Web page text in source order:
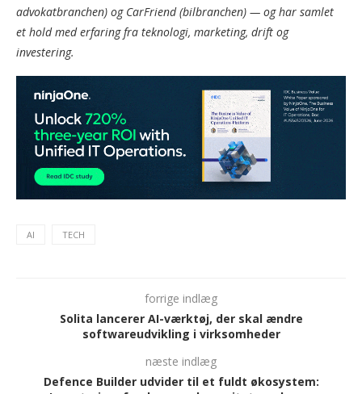
advokatbranchen) og CarFriend (bilbranchen) — og har samlet
et hold med erfaring fra teknologi, marketing, drift og
investering.
AI TECH
forrige indlæg
Solita lancerer AI-værktøj, der skal ændre
softwareudvikling i virksomheder
næste indlæg
Defence Builder udvider til et fuldt økosystem: